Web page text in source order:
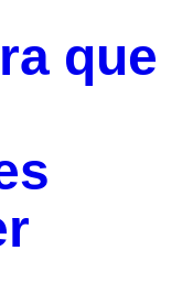
que